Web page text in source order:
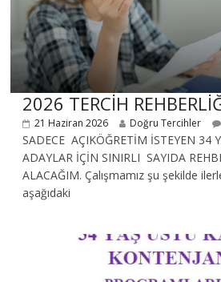
2026 TERCİH
21 Haziran 2026 Doğru Tercihler
SADECE AÇIKÖĞRETİM İSTEYEN 34
ADAYLAR İÇİN SINIRLI SAYIDA
ALACAĞIM. Çalışmamız şu şekilde
aşağıdaki